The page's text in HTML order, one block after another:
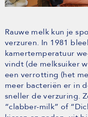
Rauwe melk kun je
verzuren. In 1981
kamertemperatuur
vindt (de melksuiker
een verrotting (het
meer bacteriën er in
sneller de verzuring.
“clabber-milk” of